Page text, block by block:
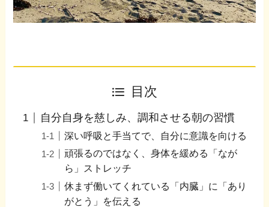
目次
自分自身を慈しみ、調和させる朝の習慣
深い呼吸と手当てで、自分に意識を向ける
頑張るのではなく、身体を緩める「なが
ら」ストレッチ
休まず働いてくれている「内臓」に「あり
がとう」を伝える